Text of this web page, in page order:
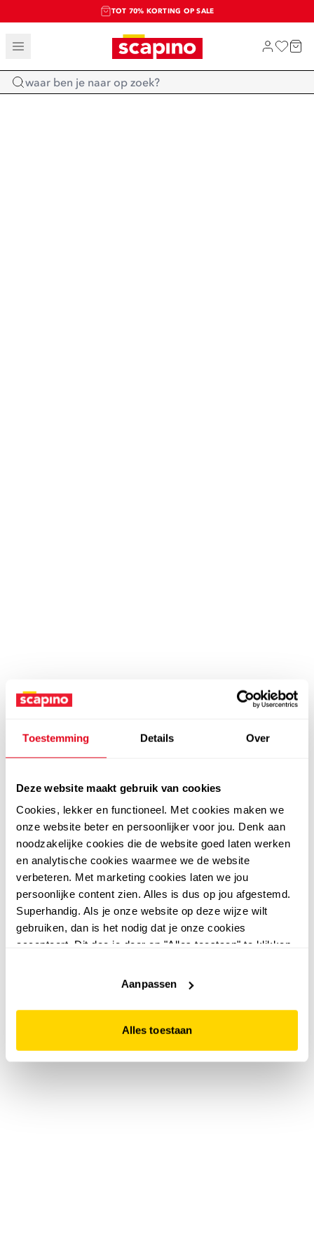
Toestemming Details Over
Deze website maakt gebruik van cookies
Cookies, lekker en functioneel. Met cookies maken we
onze website beter en persoonlijker voor jou. Denk aan
noodzakelijke cookies die de website goed laten werken
en analytische cookies waarmee we de website
verbeteren. Met marketing cookies laten we jou
persoonlijke content zien. Alles is dus op jou afgestemd.
Superhandig. Als je onze website op deze wijze wilt
gebruiken, dan is het nodig dat je onze cookies
accepteert. Dit doe je door op "Alles toestaan" te klikken.
website niet optimaal functioneert.
Aanpassen
Alles toestaan
TOT 70% KORTING OP SALE
SALE: LAATSTE KANS!
SHOP NIEUW
Home